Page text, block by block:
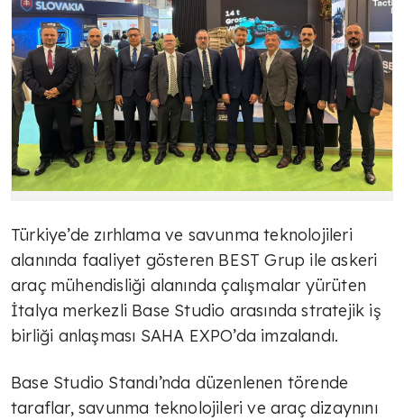
Türkiye’de zırhlama ve savunma teknolojileri
alanında faaliyet gösteren BEST Grup ile askeri
araç mühendisliği alanında çalışmalar yürüten
İtalya merkezli Base Studio arasında stratejik iş
birliği anlaşması SAHA EXPO’da imzalandı.
Base Studio Standı’nda düzenlenen törende
taraflar, savunma teknolojileri ve araç dizaynını